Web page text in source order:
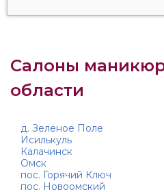
Салоны
области
д. Зеленое Поле
Исилькуль
Калачинск
Омск
пос. Горячий Ключ
пос. Новоомский